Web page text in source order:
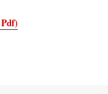
il Freedom of